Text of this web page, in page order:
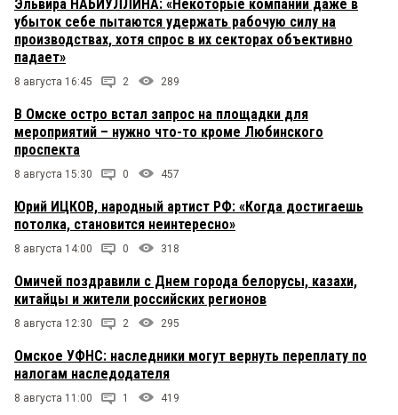
Эльвира НАБИУЛЛИНА: «Некоторые компании даже в
убыток себе пытаются удержать рабочую силу на
производствах, хотя спрос в их секторах объективно
падает»
8 августа 16:45 2 289
В Омске остро встал запрос на площадки для
мероприятий – нужно что-то кроме Любинского
проспекта
8 августа 15:30 0 457
Юрий ИЦКОВ, народный артист РФ: «Когда достигаешь
потолка, становится неинтересно»
8 августа 14:00 0 318
Омичей поздравили с Днем города белорусы, казахи,
китайцы и жители российских регионов
8 августа 12:30 2 295
Омское УФНС: наследники могут вернуть переплату по
налогам наследодателя
8 августа 11:00 1 419